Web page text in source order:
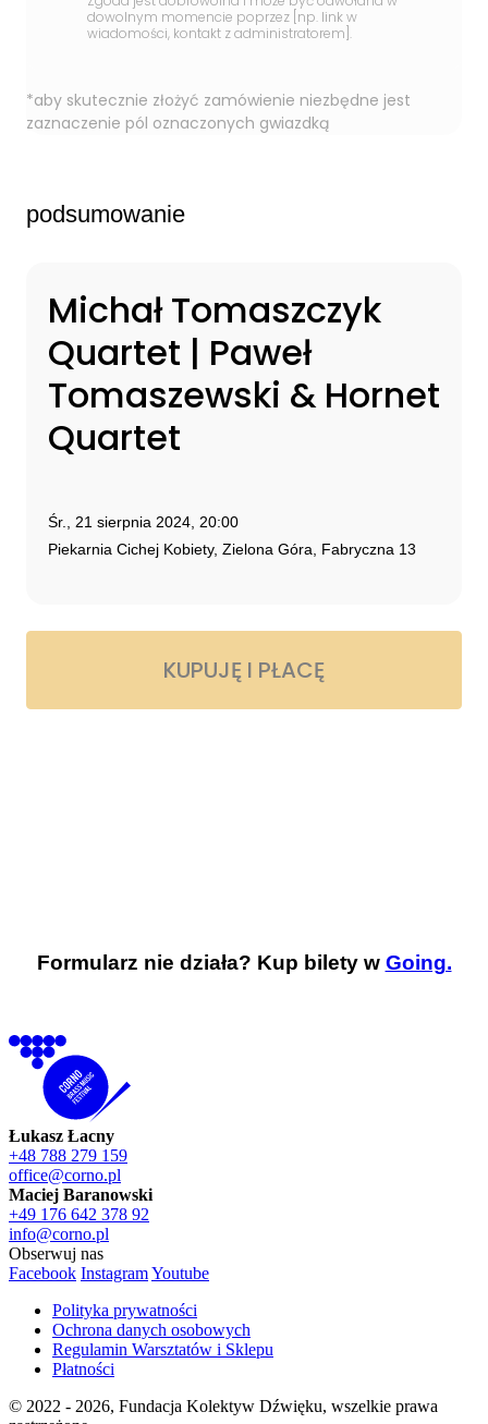
Formularz nie działa? Kup bilety w Going.
Łukasz Łacny
+48 788 279 159
office@corno.pl
Maciej Baranowski
+49 176 642 378 92
info@corno.pl
Obserwuj nas
Facebook InstagramYoutube
Polityka prywatności
Ochrona danych osobowych
Regulamin Warsztatów i Sklepu
Płatności
© 2022 - 2026, Fundacja Kolektyw Dźwięku, wszelkie prawa